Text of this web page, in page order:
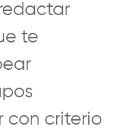
te
con criterio